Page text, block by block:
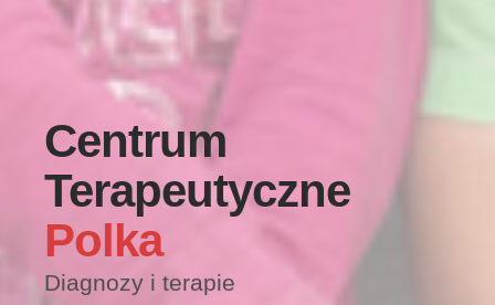
Centrum
Terapeutyczne
Polka
Diagnozy i terapie